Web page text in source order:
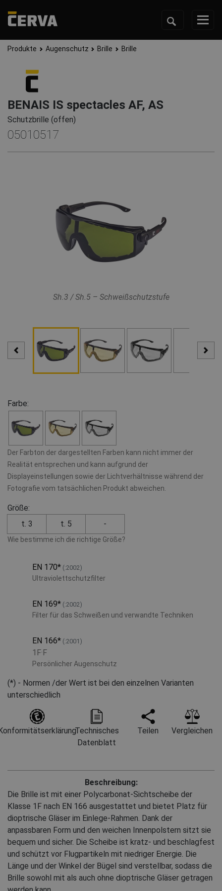
Produkte Augenschutz Brille Brille
BENAIS IS spectacles AF, AS
Schutzbrille (offen)
05010517
Sh.3 / Sh.5 – Schweißschutzstufe
Farbe:
Der Farbton der dargestellten Farben kann nicht immer der
Realität entsprechen und kann aufgrund der
Displayeinstellungen sowie der Lichtverhältnisse während der
Fotografie vom tatsächlichen Produkt abweichen.
Größe:
t. 3
t. 5 -
Wie bestimme ich die richtige Größe?
EN 170* (:2002)
Ultraviolettschutzfilter
EN 169* (:2002)
Filter für das Schweißen und verwandte Techniken
EN 166* (:2001)
1F·F
Persönlicher Augenschutz
(*) - Normen /der Wert ist bei den einzelnen Varianten
unterschiedlich
Technisches
Datenblatt
Teilen Vergleichen
Beschreibung:
Die Brille ist mit einer Polycarbonat-Sichtscheibe der
Klasse 1F nach EN 166 ausgestattet und bietet Platz für
dioptrische Gläser im Einlege-Rahmen. Dank der
anpassbaren Form und den weichen Innenpolstern sitzt sie
bequem und sicher. Die Scheibe ist kratz- und beschlagfest
und schützt vor Flugpartikeln mit niedriger Energie. Die
Länge und der Winkel der Bügel sind verstellbar, sodass die
Brille sowohl mit als auch ohne dioptrische Gläser getragen